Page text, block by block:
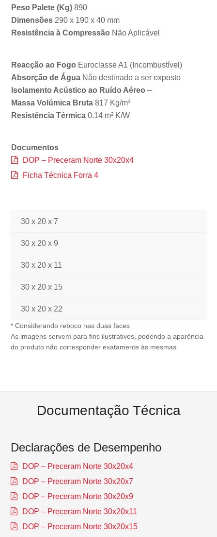
Peso Palete (Kg) 890
Dimensões 290 x 190 x 40 mm
Resistência à Compressão Não Aplicável
Reacção ao Fogo Euroclasse A1 (Incombustível)
Absorção de Água Não destinado a ser exposto
Isolamento Acústico ao Ruído Aéreo –
Massa Volúmica Bruta 817 Kg/m³
Resistência Térmica 0.14 m² K/W
Documentos
DOP – Preceram Norte 30x20x4
Ficha Técnica Forra 4
30 x 20 x 7
30 x 20 x 9
30 x 20 x 11
30 x 20 x 15
30 x 20 x 22
* Considerando reboco nas duas faces
As imagens servem para fins ilustrativos, podendo a aparência
do produto não corresponder exatamente às mesmas.
Documentação Técnica
Declarações de Desempenho
DOP – Preceram Norte 30x20x4
DOP – Preceram Norte 30x20x7
DOP – Preceram Norte 30x20x9
DOP – Preceram Norte 30x20x11
DOP – Preceram Norte 30x20x15